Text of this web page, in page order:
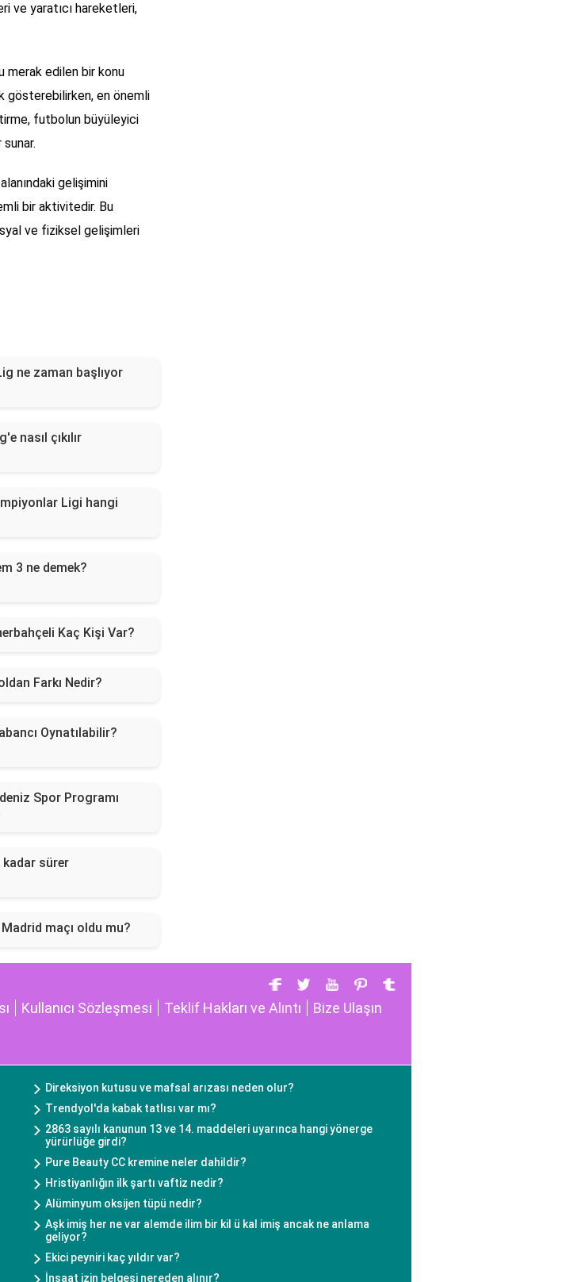
ve yaratıcı hareketleri,
merak edilen bir konu
gösterebilirken, en önemli
futbolun büyüleyici
gelişimini
bir aktivitedir. Bu
ve fiziksel gelişimleri
ne zaman başlıyor
nasıl çıkılır
Ligi hangi
3 ne demek?
Kaç Kişi Var?
Farkı Nedir?
Oynatılabilir?
Spor Programı
kadar sürer
maçı oldu mu?
Kullanıcı Sözleşmesi Teklif Hakları ve Alıntı Bize Ulaşın
Direksiyon kutusu ve mafsal arızası neden olur?
Trendyol'da kabak tatlısı var mı?
2863 sayılı kanunun 13 ve 14. maddeleri uyarınca hangi yönerge
yürürlüğe girdi?
Pure Beauty CC kremine neler dahildir?
Hristiyanlığın ilk şartı vaftiz nedir?
Alüminyum oksijen tüpü nedir?
Aşk imiş her ne var alemde ilim bir kil ü kal imiş ancak ne anlama
geliyor?
Ekici peyniri kaç yıldır var?
İnşaat izin belgesi nereden alınır?